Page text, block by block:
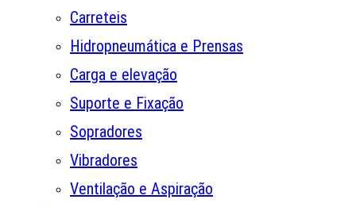
Carreteis
Hidropneumática e Prensas
Carga e elevação
Suporte e Fixação
Sopradores
Vibradores
Ventilação e Aspiração